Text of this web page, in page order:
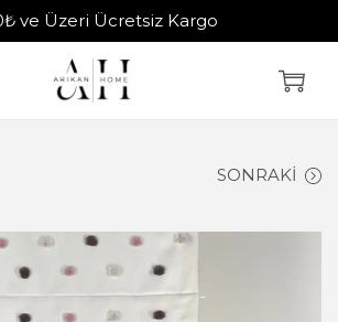
ve Üzeri Ücretsiz Kargo
SONRAKI